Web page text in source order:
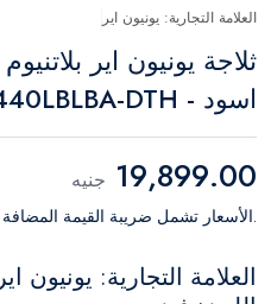
العلامة التجارية: يونيون اير
اسود - URN-440LBLBA-DTH
19,899.00 جنيه
.الأسعار تشمل ضريبة القيمة المضافة
العلامة التجارية: يونيون اير